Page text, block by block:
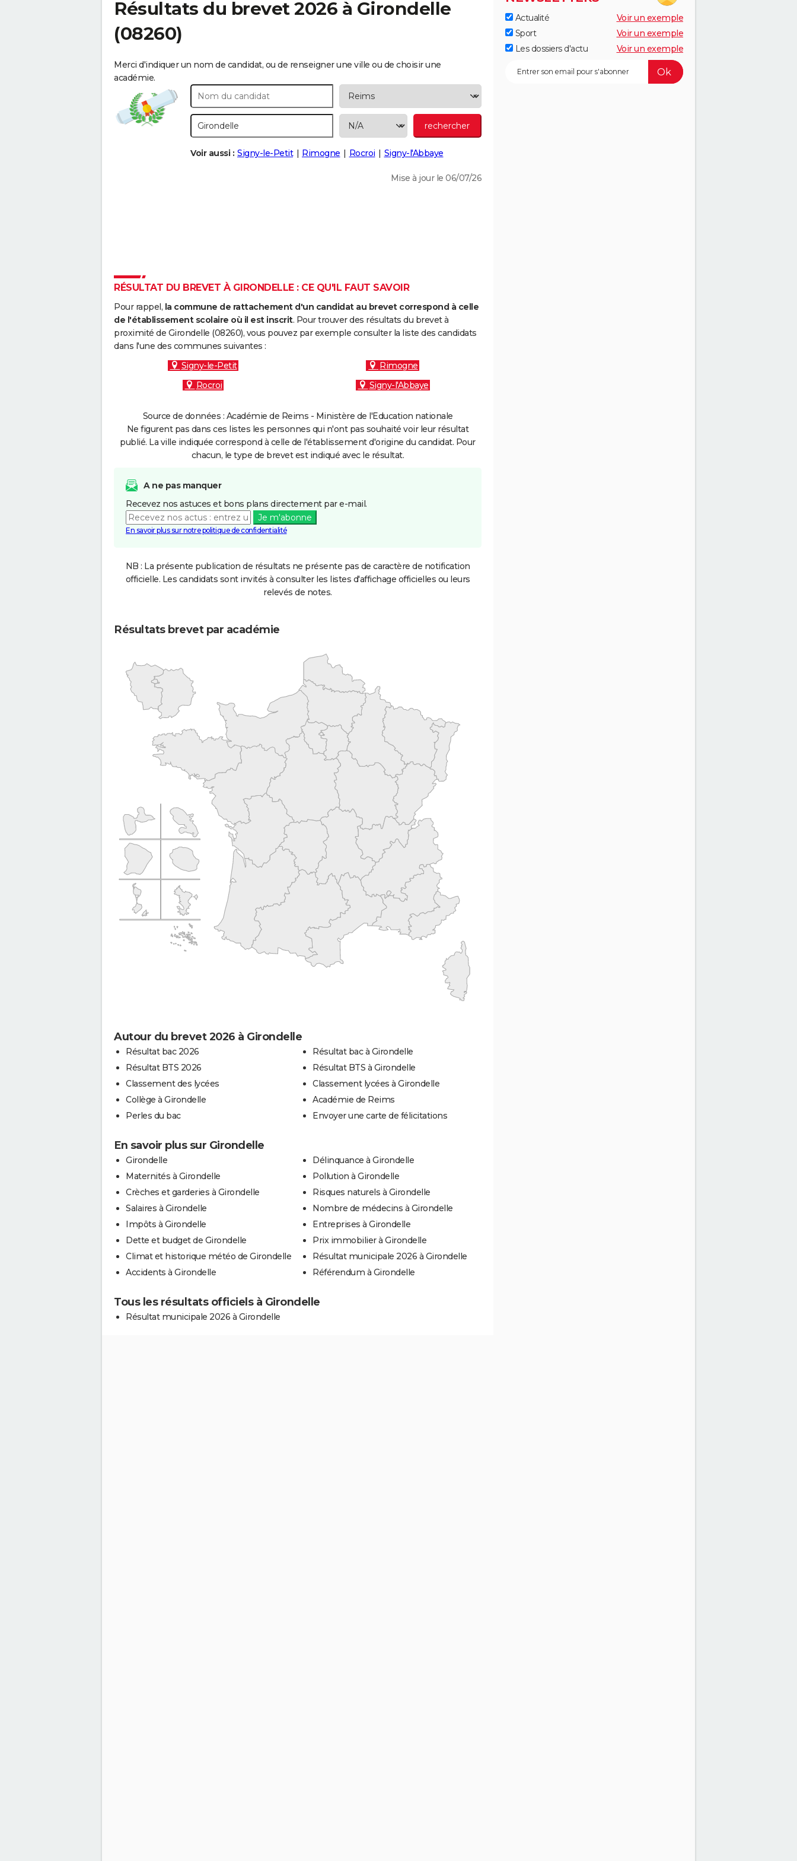
Résultats du brevet 2026 à Girondelle
(08260)
Merci d'indiquer un nom de candidat, ou de renseigner une ville ou de choisir une
académie.
Voir aussi : Signy-le-Petit Rimogne Rocroi Signy-l'Abbaye
Mise à jour le 06/07/26
RÉSULTAT DU BREVET À GIRONDELLE : CE QU'IL FAUT SAVOIR
Pour rappel, la commune de rattachement d'un candidat au brevet correspond à celle
de l'établissement scolaire où il est inscrit. Pour trouver des résultats du brevet à
proximité de Girondelle (08260), vous pouvez par exemple consulter la liste des candidats
dans l'une des communes suivantes :
Signy-le-Petit
Rimogne
Rocroi
Signy-l'Abbaye
Source de données : Académie de Reims - Ministère de l'Education nationale
Ne figurent pas dans ces listes les personnes qui n'ont pas souhaité voir leur résultat
publié. La ville indiquée correspond à celle de l'établissement d'origine du candidat. Pour
chacun, le type de brevet est indiqué avec le résultat.
A ne pas manquer
Recevez nos astuces et bons plans directement par e-mail.
Je m'abonne
En savoir plus sur notre politique de confidentialité
NB : La présente publication de résultats ne présente pas de caractère de notification
officielle. Les candidats sont invités à consulter les listes d'affichage officielles ou leurs
relevés de notes.
Résultats brevet par académie
Autour du brevet 2026 à Girondelle
Résultat bac 2026
Résultat BTS 2026
Classement des lycées
Collège à Girondelle
Perles du bac
Résultat bac à Girondelle
Résultat BTS à Girondelle
Classement lycées à Girondelle
Académie de Reims
Envoyer une carte de félicitations
En savoir plus sur Girondelle
Girondelle
Maternités à Girondelle
Crèches et garderies à Girondelle
Salaires à Girondelle
Impôts à Girondelle
Dette et budget de Girondelle
Climat et historique météo de Girondelle
Accidents à Girondelle
Délinquance à Girondelle
Pollution à Girondelle
Risques naturels à Girondelle
Nombre de médecins à Girondelle
Entreprises à Girondelle
Prix immobilier à Girondelle
Résultat municipale 2026 à Girondelle
Référendum à Girondelle
Tous les résultats officiels à Girondelle
Résultat municipale 2026 à Girondelle
Actualité
Voir un exemple
Sport
Voir un exemple
Les dossiers d'actu
Voir un exemple